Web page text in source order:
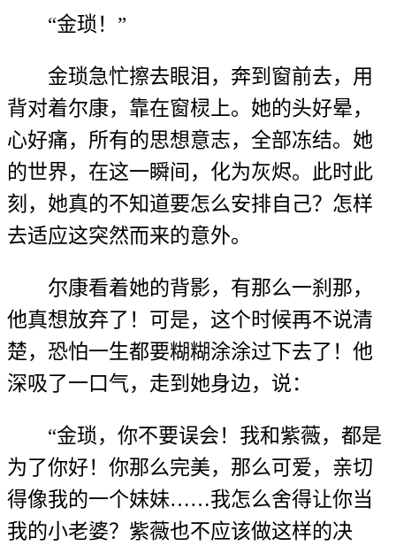
“金琐！”
金琐急忙擦去眼泪，奔到窗前去，用
背对着尔康，靠在窗棂上。她的头好晕，
心好痛，所有的思想意志，全部冻结。她
的世界，在这一瞬间，化为灰烬。此时此
刻，她真的不知道要怎么安排自己？怎样
去适应这突然而来的意外。
尔康看着她的背影，有那么一刹那，
他真想放弃了！可是，这个时候再不说清
楚，恐怕一生都要糊糊涂涂过下去了！他
深吸了一口气，走到她身边，说：
“金琐，你不要误会！我和紫薇，都是
为了你好！你那么完美，那么可爱，亲切
得像我的一个妹妹……我怎么舍得让你当
我的小老婆？紫薇也不应该做这样的决